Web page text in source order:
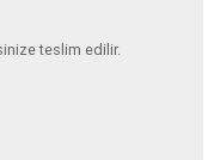
teslim edilir.